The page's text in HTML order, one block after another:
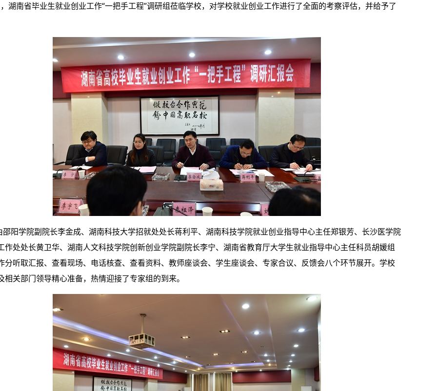
湖南省毕业生就业创业工作“一把手工程”调研组莅临学校，对学校就业创业工作进行了全面的考察评估，并给予了
邵阳学院副院长李金成、湖南科技大学招就处处长蒋利平、湖南科技学院就业创业指导中心主任郑银芳、长沙医学院
作处处长黄卫华、湖南人文科技学院创新创业学院副院长李宁、湖南省教育厅大学生就业指导中心主任科员胡媛组
分听取汇报、查看现场、电话核查、查看资料、教师座谈会、学生座谈会、专家合议、反馈会八个环节展开。学校
相关部门领导精心准备，热情迎接了专家组的到来。